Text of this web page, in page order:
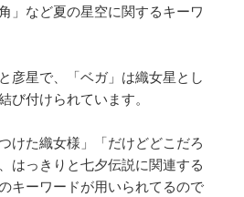
」など夏の星空に関するキーワ
彦星で、「ベガ」は織女星とし
び付けられています。
けた織女様」「だけどどこだろ
はっきりと七夕伝説に関連する
キーワードが用いられてるので